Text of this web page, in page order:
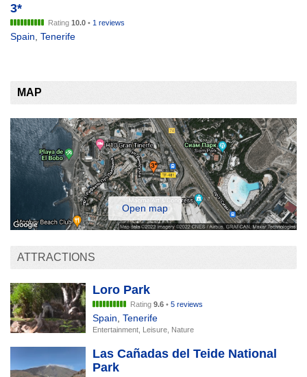
3*
Rating 10.0 • 1 reviews
Spain Tenerife
MAP
Open map
ATTRACTIONS
Loro Park
Rating 9.6 • 5 reviews
Spain Tenerife
Entertainment, Leisure, Nature
Las Cañadas del Teide National
Park